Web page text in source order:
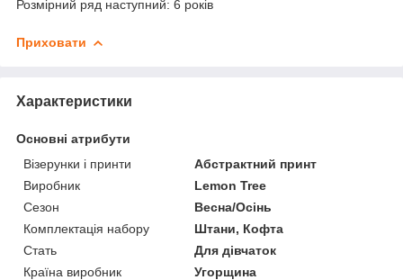
Розмірний ряд наступний: 6 років
Приховати
Характеристики
Основні атрибути
Візерунки і принти
Абстрактний принт
Виробник
Lemon Tree
Сезон
Весна/Осінь
Комплектація набору
Штани, Кофта
Стать
Для дівчаток
Країна виробник
Угорщина